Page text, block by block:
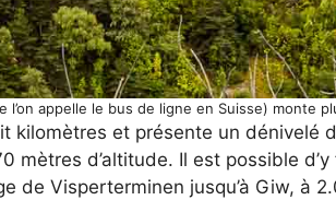
l’on appelle le bus de ligne en Suisse)
kilomètres et présente un dénivelé
mètres d’altitude. Il est possible
de Visperterminen jusqu’à Giw, à